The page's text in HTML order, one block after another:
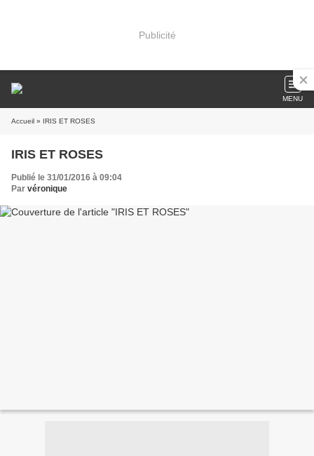
Publicité
MENU
Accueil » IRIS ET ROSES
IRIS ET ROSES
Publié le 31/01/2016 à 09:04
Par véronique